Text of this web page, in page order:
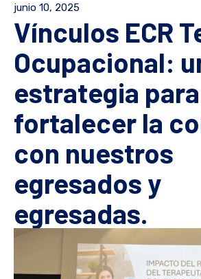
junio 10, 2025
Vínculos ECR
Ocupacional:
estrategia para
fortalecer la
con nuestros
egresados y
egresadas.